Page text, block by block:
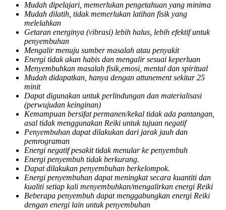
Mudah dipelajari, memerlukan pengetahuan yang minima
Mudah dilatih, tidak memerlukan latihan fisik yang
melelahkan
Getaran energinya (vibrasi) lebih halus, lebih efektif untuk
penyembuhan
Mengalir menuju sumber masalah atau penyakit
Energi tidak akan habis dan mengalir sesuai keperluan
Menyembuhkan masalah fisik,emosi, mental dan spiritual
Mudah didapatkan, hanya dengan attunement sekitar 25
minit
Dapat digunakan untuk perlindungan dan materialisasi
(perwujudan keinginan)
Kemampuan bersifat permanen/kekal tidak ada pantangan,
asal tidak menggunakan Reiki untuk tujuan negatif
Penyembuhan dapat dilakukan dari jarak jauh dan
pemrograman
Energi negatif pesakit tidak menular ke penyembuh
Energi penyembuh tidak berkurang.
Dapat dilakukan penyembuhan berkelompok.
Energi penyembuhan dapat meningkat secara kuantiti dan
kualiti setiap kali menyembuhkan/mengalirkan energi Reiki
Beberapa penyembuh dapat menggabungkan energi Reiki
dengan energi lain untuk penyembuhan